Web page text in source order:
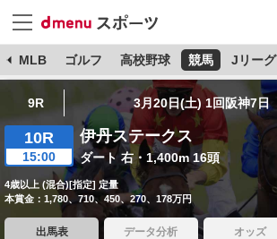
MLB ゴルフ 高校野球 競馬 Jリーグ
9R 3月20日(土) 1回阪神7日
10R
15:00
伊丹ステークス
ダート 右・1,400m 16頭
4歳以上 (混合)[指定] 定量
本賞金：1,780、710、450、270、178万円
出馬表 データ分析 オッズ